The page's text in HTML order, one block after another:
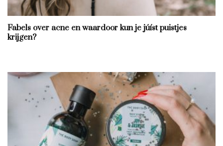
Fabels over acne en waardoor kun je júíst puistjes
krijgen?